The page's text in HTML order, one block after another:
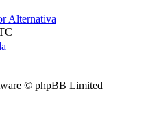
Alternativa
© phpBB Limited